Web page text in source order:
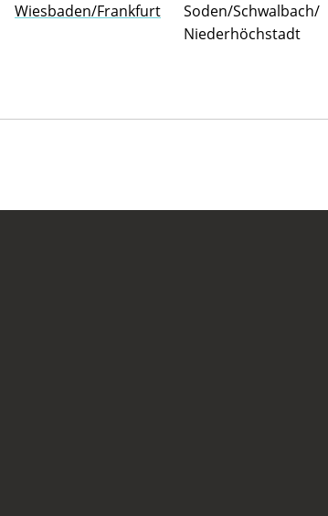
Wiesbaden/Frankfurt
Soden/Schwalbach/
Niederhöchstadt